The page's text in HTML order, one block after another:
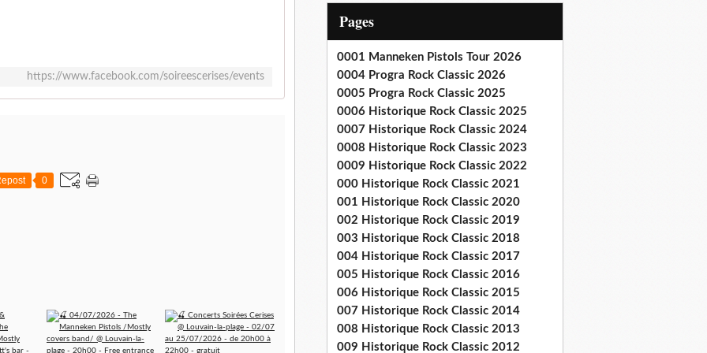
https://www.facebook.com/soireescerises/events
0
Pages
0001 Manneken Pistols Tour 2026
0004 Progra Rock Classic 2026
0005 Progra Rock Classic 2025
0006 Historique Rock Classic 2025
0007 Historique Rock Classic 2024
0008 Historique Rock Classic 2023
0009 Historique Rock Classic 2022
000 Historique Rock Classic 2021
001 Historique Rock Classic 2020
002 Historique Rock Classic 2019
003 Historique Rock Classic 2018
004 Historique Rock Classic 2017
005 Historique Rock Classic 2016
006 Historique Rock Classic 2015
007 Historique Rock Classic 2014
008 Historique Rock Classic 2013
009 Historique Rock Classic 2012